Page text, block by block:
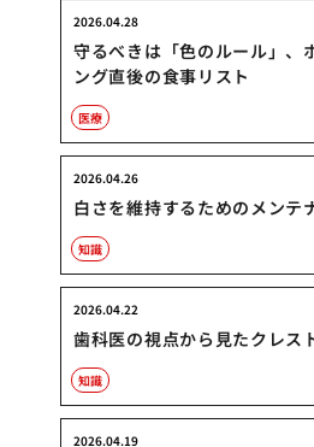
守るべきは「色のルール」、
ング直後の食事リスト
2026.04.28
医療
白さを維持するためのメンテ
2026.04.26
知識
歯科医の視点から見たクレス
2026.04.22
知識
2026.04.19